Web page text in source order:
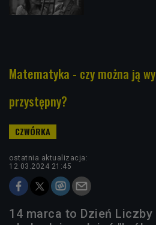
Matematyka - czy można ją
przystępny?
ostatnia aktualizacja:
12.03.2024 21:45
14 marca to Dzień Liczby